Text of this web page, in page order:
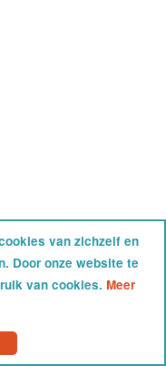
van zichzelf en
Door onze website te
van cookies. Meer